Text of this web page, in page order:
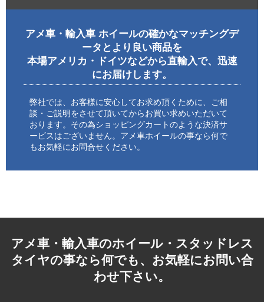
アメ車・輸入車 ホイールの確かなマッチングデ
ータとより良い商品を
本場アメリカ・ドイツなどから直輸入で、迅速
にお届けします。
弊社では、お客様に安心してお求め頂くために、ご相
談・ご説明をさせて頂いてからお買い求めいただいて
おります。その為ショッピングカートのような決済サ
ービスはございません。アメ車ホイールの事なら何で
もお気軽にお問合せください。
アメ車・輸入車のホイール・スタッドレス
タイヤの事なら何でも、お気軽にお問い合
わせ下さい。